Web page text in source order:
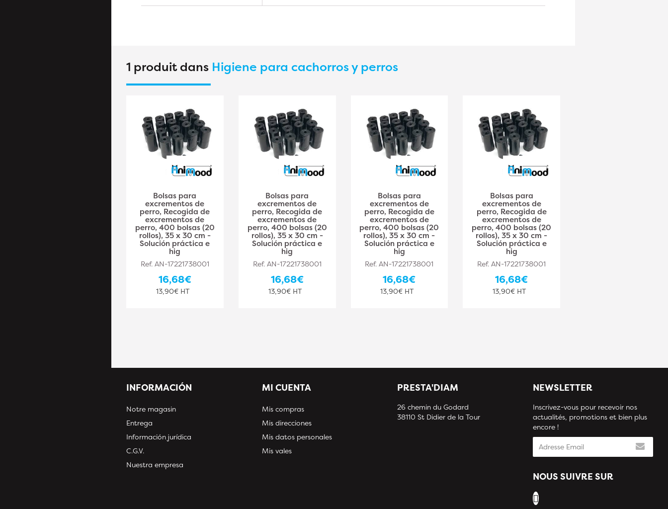
1 produit dans Higiene para cachorros y perros
Bolsas para
excrementos de
perro, Recogida de
excrementos de
perro, 400 bolsas (20
rollos), 35 x 30 cm -
Solución práctica e
hig
Ref. AN-17221738001
16,68€
13,90€ HT
Bolsas para
excrementos de
perro, Recogida de
excrementos de
perro, 400 bolsas (20
rollos), 35 x 30 cm -
Solución práctica e
hig
Ref. AN-17221738001
16,68€
13,90€ HT
Bolsas para
excrementos de
perro, Recogida de
excrementos de
perro, 400 bolsas (20
rollos), 35 x 30 cm -
Solución práctica e
hig
Ref. AN-17221738001
16,68€
13,90€ HT
Bolsas para
excrementos de
perro, Recogida de
excrementos de
perro, 400 bolsas (20
rollos), 35 x 30 cm -
Solución práctica e
hig
Ref. AN-17221738001
16,68€
13,90€ HT
INFORMACIÓN
Notre magasin
Entrega
Información jurídica
C.G.V.
Nuestra empresa
MI CUENTA
Mis compras
Mis direcciones
Mis datos personales
Mis vales
PRESTA'DIAM
26 chemin du Godard
38110 St Didier de la Tour
NEWSLETTER
Inscrivez-vous pour recevoir nos
actualités, promotions et bien plus
encore !
NOUS SUIVRE SUR